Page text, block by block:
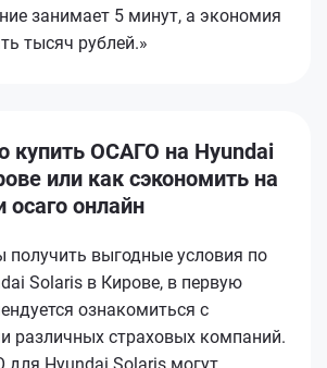
занимает 5 минут, а экономия
тысяч рублей.»
купить ОСАГО на Hyundai
или как сэкономить на
онлайн
получить выгодные условия по
Solaris в Кирове, в первую
ознакомиться с
различных страховых компаний.